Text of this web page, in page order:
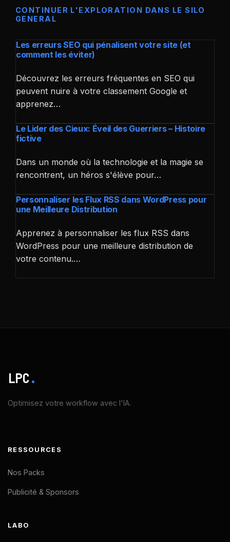
CONTINUER L'EXPLORATION DANS LE SILO
GENERAL
Les erreurs SEO qui pénalisent votre site (et
comment les éviter)
Découvrez les erreurs fréquentes en SEO qui
peuvent nuire à votre classement Google et
apprenez…
Le Lider des Cieux: Éveil des Guerriers – Histoire
fictive
Dans un monde où la technologie et la magie se
rencontrent, un héros s'élève pour…
Personnaliser les Flux RSS dans WordPress pour
une Meilleure Distribution
Apprenez à personnaliser les flux RSS dans
WordPress pour une meilleure distribution de
votre contenu.…
LPC.
Optimisez votre workflow avec l'IA.
RESSOURCES
Nos Packs
Publicité & Sponsors
LABO